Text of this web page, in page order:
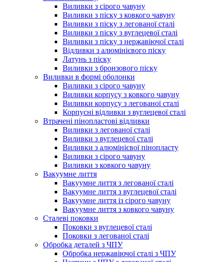
Виливки з сірого чавуну
Виливки з піску з ковкого чавуну
Виливки з піску з легованої сталі
Виливки з піску з вуглецевої сталі
Виливки з піску з нержавіючої сталі
Відливки з алюмінієвого піску
Латунь з піску
Виливки з бронзового піску
Виливки в формі оболонки
Виливки з сірого чавуну
Виливки корпусу з ковкого чавуну
Виливки корпусу з легованої сталі
Корпусні відливки з вуглецевої сталі
Втрачені пінопластові відливки
Виливки з легованої сталі
Виливки з вуглецевої сталі
Виливки з алюмінієвої пінопласту
Виливки з сірого чавуну
Виливки з ковкого чавуну
Вакуумне лиття
Вакуумне лиття з легованої сталі
Вакуумне лиття з вуглецевої сталі
Вакуумне лиття із сірого чавуну
Вакуумне лиття з ковкого чавуну
Сталеві поковки
Поковки з вуглецевої сталі
Поковки з легованої сталі
Обробка деталей з ЧПУ
Обробка нержавіючої сталі з ЧПУ